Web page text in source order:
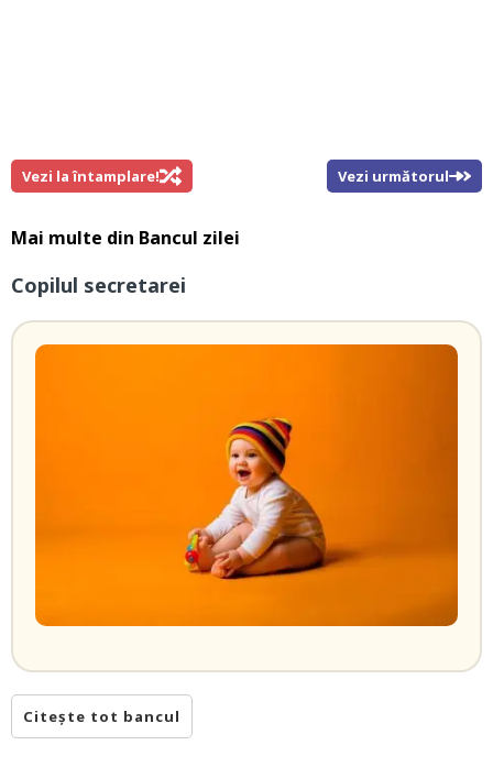
Vezi la întamplare! Vezi următorul
Mai multe din Bancul zilei
Copilul secretarei
Citește tot bancul